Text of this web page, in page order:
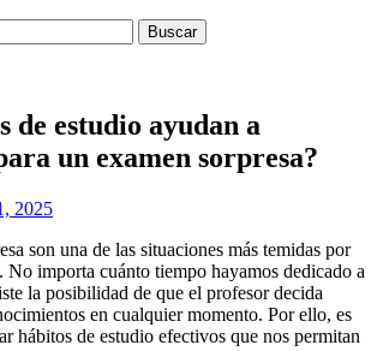
de estudio ayudan a
un examen sorpresa?
2025
son una de las situaciones más temidas por
No importa cuánto tiempo hayamos dedicado a
la posibilidad de que el profesor decida
en cualquier momento. Por ello, es
hábitos de estudio efectivos que nos permitan